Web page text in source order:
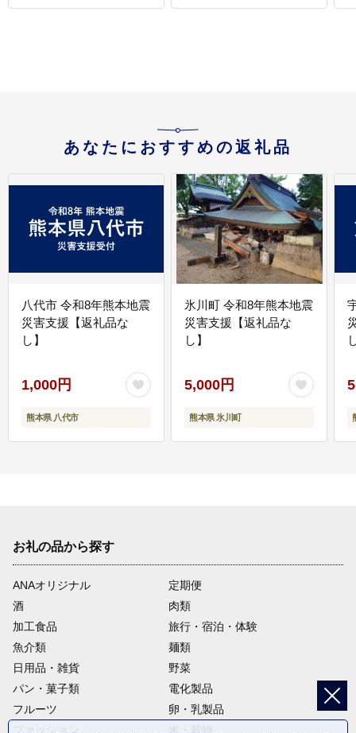
あなたにおすすめの返礼品
八代市 令和8年熊本地震
災害支援【返礼品な
し】
1,000円
熊本県 八代市
氷川町 令和8年熊本地震
災害支援【返礼品な
し】
5,000円
熊本県 氷川町
お礼の品から探す
ANAオリジナル
定期便
酒
肉類
加工食品
旅行・宿泊・体験
魚介類
麺類
日用品・雑貨
野菜
パン・菓子類
電化製品
フルーツ
卵・乳製品